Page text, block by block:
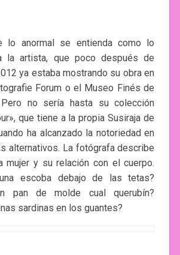
lo anormal se entienda como lo
la artista, que poco después de
ya estaba mostrando su obra en
Forum o el Museo Finés de
no sería hasta su colección
que tiene a la propia Susiraja de
ha alcanzado la notoriedad en
alternativos. La fotógrafa describe
mujer y su relación con el cuerpo.
escoba debajo de las tetas?
pan de molde cual querubín?
sardinas en los guantes?